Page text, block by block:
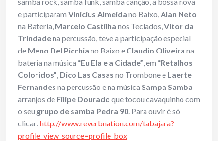
e participaram Vinicius Almeida no Baixo,Alan Neto
na Bateria, Marcelo Castilha nos Teclados,Vitor da
Trindadena percussão, teve a participação especial
de Meno Del Picchia no Baixo e Claudio Oliveira na
bateria na música “Eu Ela e a Cidade”, em “Retalhos
Coloridos”, Dico Las Casas no Trombone e Laerte
Fernandes na percussão e na música Sampa Samba
arranjos de Filipe Dourado que tocou cavaquinho com
o seu grupo de samba Pedra 90. Para ouvir é só
clicar: http://www.reverbnation.com/tabajara?
profile_view_source=profile_box